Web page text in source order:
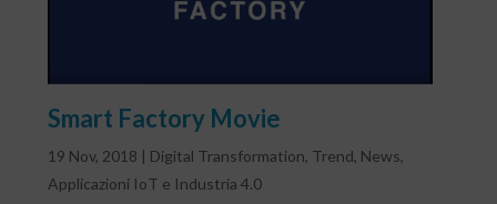
Smart Factory Movie
19 Nov, 2018 | Digital Transformation, Trend, News,
Applicazioni IoT e Industria 4.0